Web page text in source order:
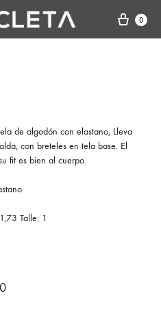
Cart
0
de algodón con elastano, Lleva
con breteles en tela base. El
fit es bien al cuerpo.
Talle: 1